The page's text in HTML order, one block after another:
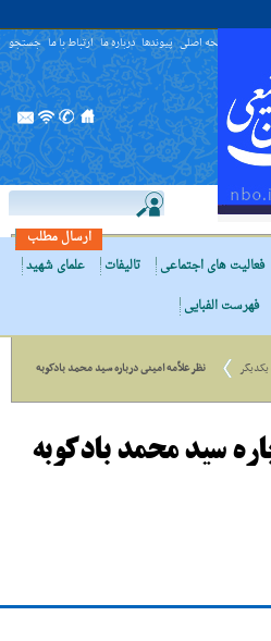
صفحه اصلی پیوندها درباره ما ارتباط با ما جستجو
ارسال مطلب
فعالیت های اجتماعی تالیفات
علمای شهید
فهرست الفبایی
یکدیگر
نظر علاّمه امینى درباره سید محمد بادکوبه
سید محمد بادکوبه